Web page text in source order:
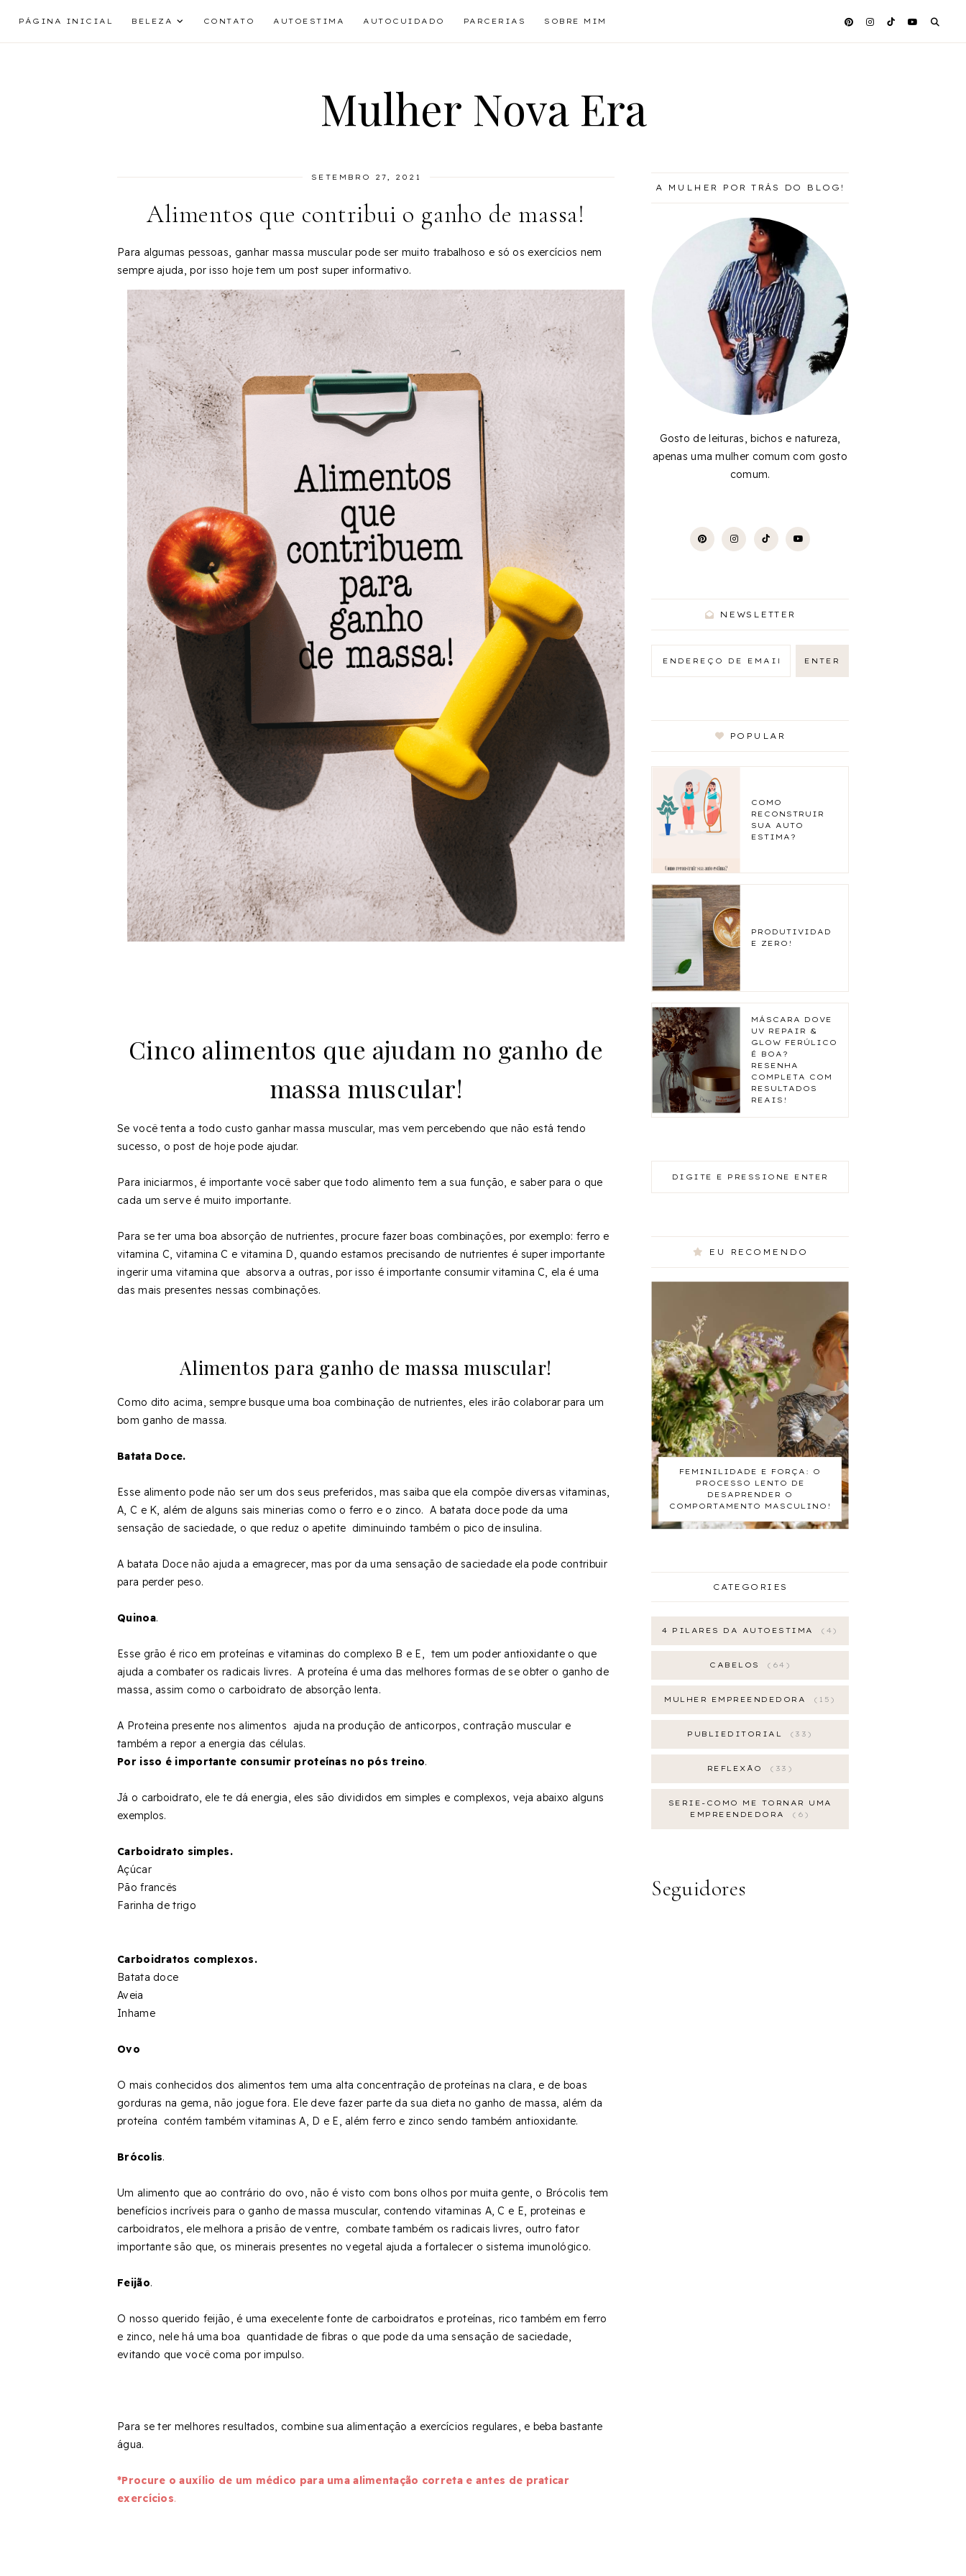
PÁGINA INICIAL BELEZA CONTATO AUTOESTIMA AUTOCUIDADO PARCERIAS SOBRE MIM
Mulher Nova Era
SETEMBRO 27, 2021
Alimentos que contribui o ganho de massa!
Para algumas pessoas, ganhar massa muscular pode ser muito trabalhoso e só os exercícios nem
sempre ajuda, por isso hoje tem um post super informativo.
Cinco alimentos que ajudam no ganho de
massa muscular!
Se você tenta a todo custo ganhar massa muscular, mas vem percebendo que não está tendo
sucesso, o post de hoje pode ajudar.
Para iniciarmos, é importante você saber que todo alimento tem a sua função, e saber para o que
cada um serve é muito importante.
Para se ter uma boa absorção de nutrientes, procure fazer boas combinações, por exemplo: ferro e
vitamina C, vitamina C e vitamina D, quando estamos precisando de nutrientes é super importante
ingerir uma vitamina que absorva a outras, por isso é importante consumir vitamina C, ela é uma
das mais presentes nessas combinações.
Alimentos para ganho de massa muscular!
Como dito acima, sempre busque uma boa combinação de nutrientes, eles irão colaborar para um
bom ganho de massa.
Batata Doce.
Esse alimento pode não ser um dos seus preferidos, mas saiba que ela compõe diversas vitaminas,
A, C e K, além de alguns sais minerias como o ferro e o zinco. A batata doce pode da uma
sensação de saciedade, o que reduz o apetite diminuindo também o pico de insulina.
A batata Doce não ajuda a emagrecer, mas por da uma sensação de saciedade ela pode contribuir
para perder peso.
Quinoa.
Esse grão é rico em proteínas e vitaminas do complexo B e E, tem um poder antioxidante o que
ajuda a combater os radicais livres. A proteína é uma das melhores formas de se obter o ganho de
massa, assim como o carboidrato de absorção lenta.
A Proteina presente nos alimentos ajuda na produção de anticorpos, contração muscular e
também a repor a energia das células.
Por isso é importante consumir proteínas no pós treino.
Já o carboidrato, ele te dá energia, eles são divididos em simples e complexos, veja abaixo alguns
exemplos.
Carboidrato simples.
Açúcar
Pão francês
Farinha de trigo
Carboidratos complexos.
Batata doce
Aveia
Inhame
Ovo
O mais conhecidos dos alimentos tem uma alta concentração de proteínas na clara, e de boas
gorduras na gema, não jogue fora. Ele deve fazer parte da sua dieta no ganho de massa, além da
proteína contém também vitaminas A, D e E, além ferro e zinco sendo também antioxidante.
Brócolis.
Um alimento que ao contrário do ovo, não é visto com bons olhos por muita gente, o Brócolis tem
benefícios incríveis para o ganho de massa muscular, contendo vitaminas A, C e E, proteinas e
carboidratos, ele melhora a prisão de ventre, combate também os radicais livres, outro fator
importante são que, os minerais presentes no vegetal ajuda a fortalecer o sistema imunológico.
Feijão.
O nosso querido feijão, é uma execelente fonte de carboidratos e proteínas, rico também em ferro
e zinco, nele há uma boa quantidade de fibras o que pode da uma sensação de saciedade,
evitando que você coma por impulso.
Para se ter melhores resultados, combine sua alimentação a exercícios regulares, e beba bastante
água.
*Procure o auxílio de um médico para uma alimentação correta e antes de praticar
exercícios.
A MULHER POR TRÁS DO BLOG!
Gosto de leituras, bichos e natureza,
apenas uma mulher comum com gosto
comum.
NEWSLETTER
POPULAR
COMO
RECONSTRUIR
SUA AUTO
ESTIMA?
PRODUTIVIDAD
E ZERO!
MÁSCARA DOVE
UV REPAIR &
GLOW FERÚLICO
É BOA?
RESENHA
COMPLETA COM
RESULTADOS
REAIS!
EU RECOMENDO
FEMINILIDADE E FORÇA: O
PROCESSO LENTO DE
DESAPRENDER O
COMPORTAMENTO MASCULINO!
CATEGORIES
4 PILARES DA AUTOESTIMA 4
CABELOS 64
MULHER EMPREENDEDORA 15
PUBLIEDITORIAL 33
REFLEXÃO 33
SERIE-COMO ME TORNAR UMA
EMPREENDEDORA
6
Seguidores